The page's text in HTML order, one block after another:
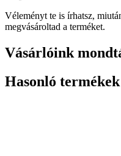
Véleményt te is írhatsz,
megvásároltad a terméket.
Vásárlóink
Hasonló termékek